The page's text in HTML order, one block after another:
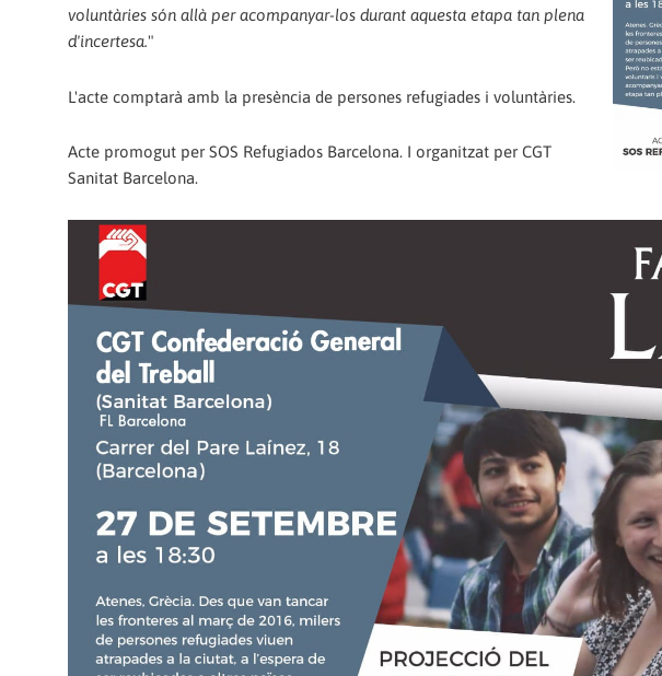
voluntàries són allà per acompanyar-los durant aquesta etapa tan plena
d'incertesa."
L'acte comptarà amb la presència de persones refugiades i voluntàries.
Acte promogut per SOS Refugiados Barcelona. I organitzat per CGT
Sanitat Barcelona.